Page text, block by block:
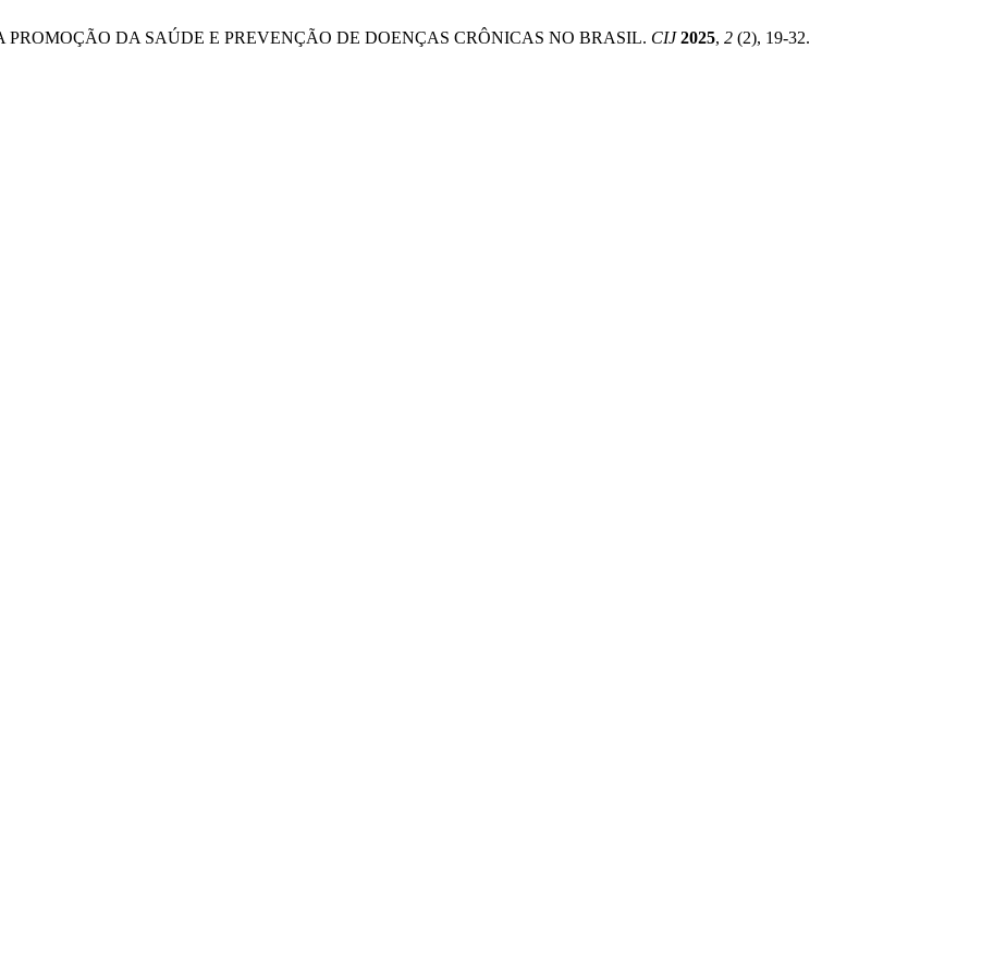
DA SAÚDE E PREVENÇÃO DE DOENÇAS CRÔNICAS NO BRASIL. CIJ 2025, 2 (2), 19-32.